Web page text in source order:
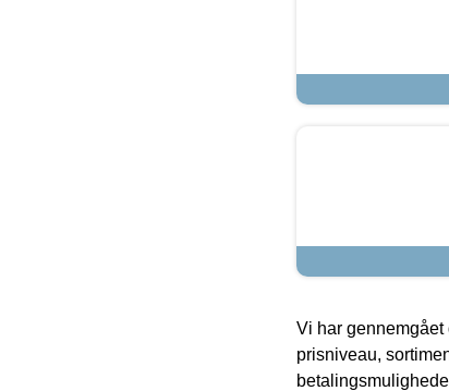
Vi har
prisniveau,